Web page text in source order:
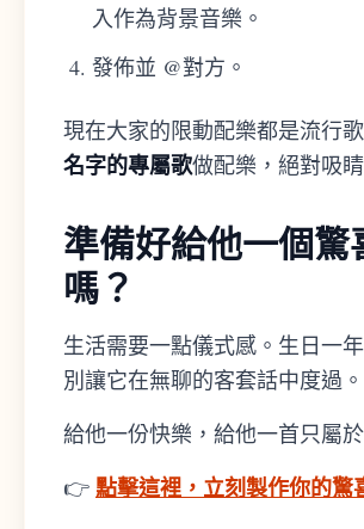
入作為背景音樂。
發佈並 @對方。
現在大家的限動配樂都是流行
名字的專屬歌做配樂，絕對吸睛
準備好給他一個驚
嗎？
生活需要一點儀式感。生日一
別讓它在無聊的客套話中度過。
給他一份快樂，給他一首只屬
👉 點擊這裡，立刻製作你的驚